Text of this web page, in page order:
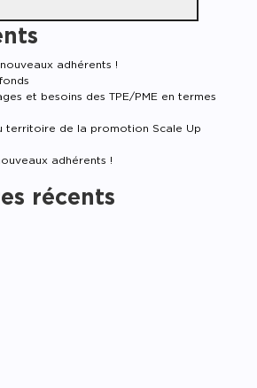
adhérents !
et besoins des TPE/PME en termes
territoire de la promotion Scale Up
adhérents !
récents